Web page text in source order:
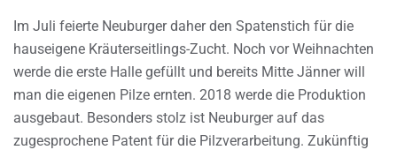
Im Juli feierte Neuburger daher den Spatenstich für die
hauseigene Kräuterseitlings-Zucht. Noch vor Weihnachten
werde die erste Halle gefüllt und bereits Mitte Jänner will
man die eigenen Pilze ernten. 2018 werde die Produktion
ausgebaut. Besonders stolz ist Neuburger auf das
zugesprochene Patent für die Pilzverarbeitung. Zukünftig